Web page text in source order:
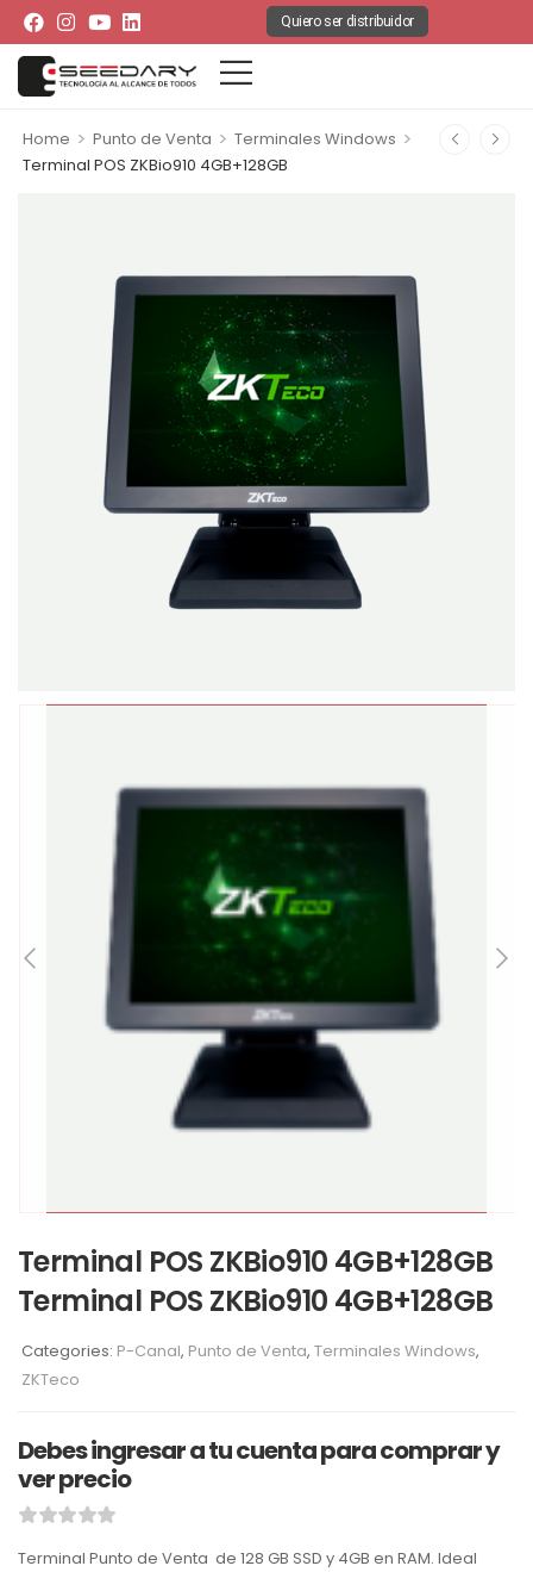
Quiero ser distribuidor
Home > Punto de Venta > Terminales Windows >
Terminal POS ZKBio910 4GB+128GB
Terminal POS ZKBio910 4GB+128GB
Terminal POS ZKBio910 4GB+128GB
Categories: P-Canal, Punto de Venta, Terminales Windows,
ZKTeco
Debes ingresar a tu cuenta para comprar y
ver precio
Terminal Punto de Venta de 128 GB SSD y 4GB en RAM. Ideal